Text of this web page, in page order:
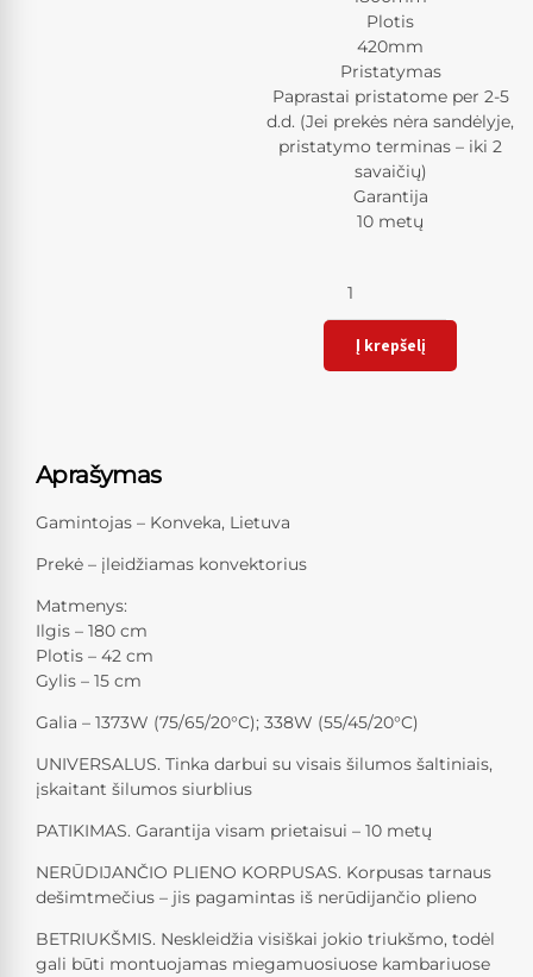
Plotis
420mm
Pristatymas
Paprastai pristatome per 2-5
d.d. (Jei prekės nėra sandėlyje,
pristatymo terminas – iki 2
savaičių)
Garantija
10 metų
Į krepšelį
Aprašymas
Gamintojas – Konveka, Lietuva
Prekė – įleidžiamas konvektorius
Matmenys:
Ilgis – 180 cm
Plotis – 42 cm
Gylis – 15 cm
Galia – 1373W (75/65/20°C); 338W (55/45/20°C)
UNIVERSALUS. Tinka darbui su visais šilumos šaltiniais,
įskaitant šilumos siurblius
PATIKIMAS. Garantija visam prietaisui – 10 metų
NERŪDIJANČIO PLIENO KORPUSAS. Korpusas tarnaus
dešimtmečius – jis pagamintas iš nerūdijančio plieno
BETRIUKŠMIS. Neskleidžia visiškai jokio triukšmo, todėl
gali būti montuojamas miegamuosiuose kambariuose